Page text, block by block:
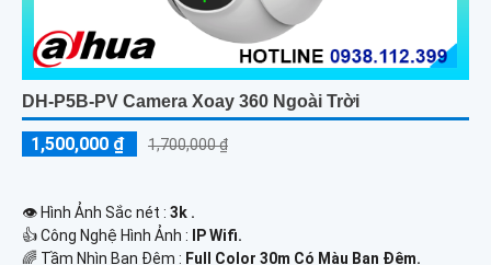
DH-P5B-PV Camera Xoay 360 Ngoài Trời
1,500,000 ₫ 1,700,000 ₫
👁 Hình Ảnh Sắc nét : 3k .
👍 Công Nghệ Hình Ảnh :
IP Wifi.
🌈 Tầm Nhìn Ban Đêm : Full Color 30m Có Màu Ban Ðêm.